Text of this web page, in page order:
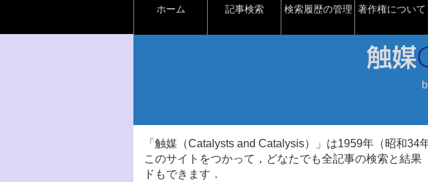
ホーム 記事検索 検索履歴の管理 著作権について
「触媒（Catalysts and Catalysis）」は1959年（昭和34
このサイトをつかって，どなたでも全記事の検索と結
ドもできます．